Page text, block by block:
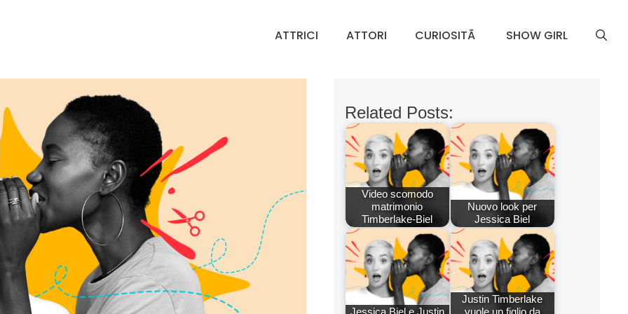
ATTRICI ATTORI CURIOSITÃ SHOW GIRL
Related Posts:
Video scomodo
matrimonio
Timberlake-Biel
Nuovo look per
Jessica Biel
Justin Timberlake